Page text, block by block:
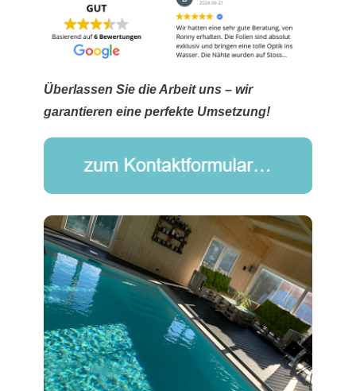
Überlassen Sie die Arbeit uns – wir
garantieren eine perfekte Umsetzung!